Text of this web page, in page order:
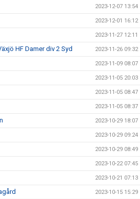
2023-12-07 13:54
2023-12-01 16:12
2023-11-27 12:11
HF Damer div 2 Syd 2023-11-26 09:32
2023-11-09 08:07
2023-11-05 20:03
2023-11-05 08:47
2023-11-05 08:37
2023-10-29 18:07
2023-10-29 09:24
2023-10-29 08:49
2023-10-22 07:45
2023-10-21 07:13
2023-10-15 15:29